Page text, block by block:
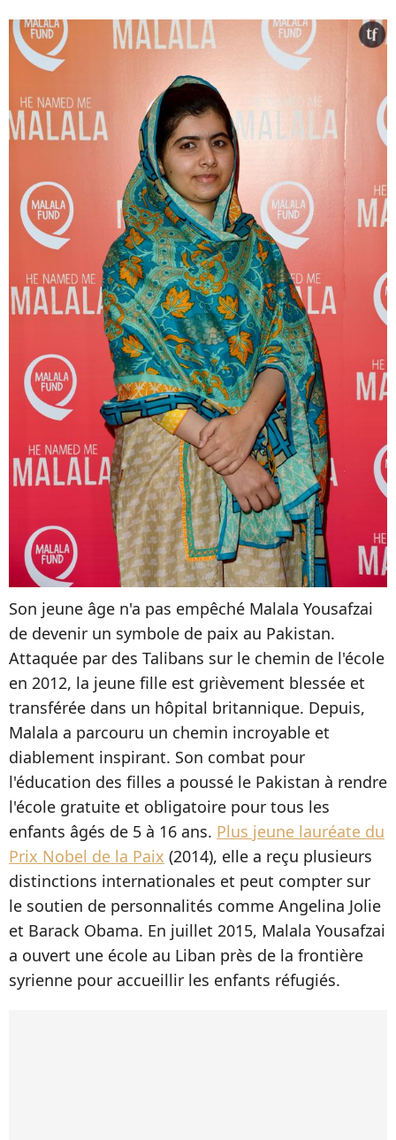
Son jeune âge n'a pas empêché Malala Yousafzai
de devenir un symbole de paix au Pakistan.
Attaquée par des Talibans sur le chemin de l'école
en 2012, la jeune fille est grièvement blessée et
transférée dans un hôpital britannique. Depuis,
Malala a parcouru un chemin incroyable et
diablement inspirant. Son combat pour
l'éducation des filles a poussé le Pakistan à rendre
l'école gratuite et obligatoire pour tous les
enfants âgés de 5 à 16 ans. Plus jeune lauréate du
Prix Nobel de la Paix (2014), elle a reçu plusieurs
distinctions internationales et peut compter sur
le soutien de personnalités comme Angelina Jolie
et Barack Obama. En juillet 2015, Malala Yousafzai
a ouvert une école au Liban près de la frontière
syrienne pour accueillir les enfants réfugiés.